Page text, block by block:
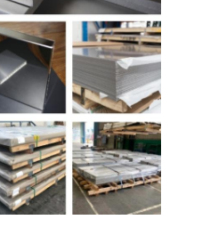
اخبار
ورق فولادی ضد زنگ نورد سرد
کلاف فولاد ضد زنگ نورد سرد
ورق فولادی ضد زنگ نورد گرم
کویل فولاد ضد زنگ نورد گرم